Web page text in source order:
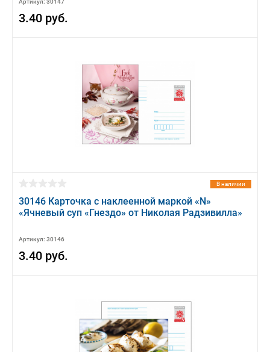
Артикул: 30147
3.40 руб.
В наличии
30146 Карточка с наклеенной маркой «N»
«Ячневый суп «Гнездо» от Николая Радзивилла»
Артикул: 30146
3.40 руб.